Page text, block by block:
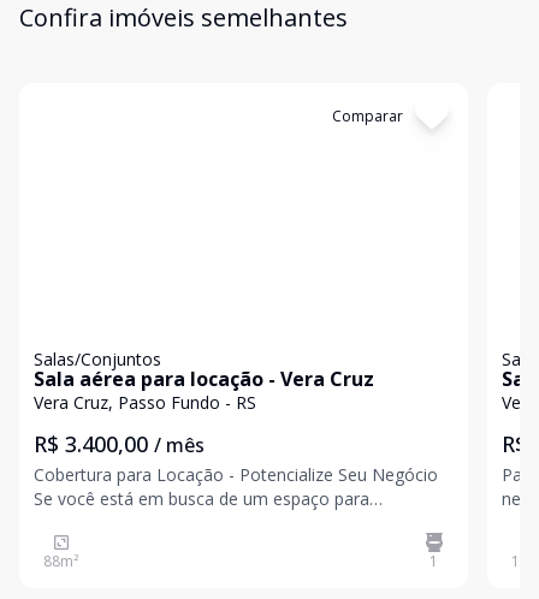
Confira imóveis semelhantes
Comparar
Salas/Conjuntos
Sala aérea para locação - Vera Cruz
Vera Cruz, Passo Fundo - RS
R$ 3.400,00 / mês
Cobertura para Locação - Potencialize Seu Negócio
Se você está em busca de um espaço para
oportunidade ideal. Localizada na Teixeira Soares, a
cobertura oferece uma área aberta ampla, um
88m² 1
R$
100